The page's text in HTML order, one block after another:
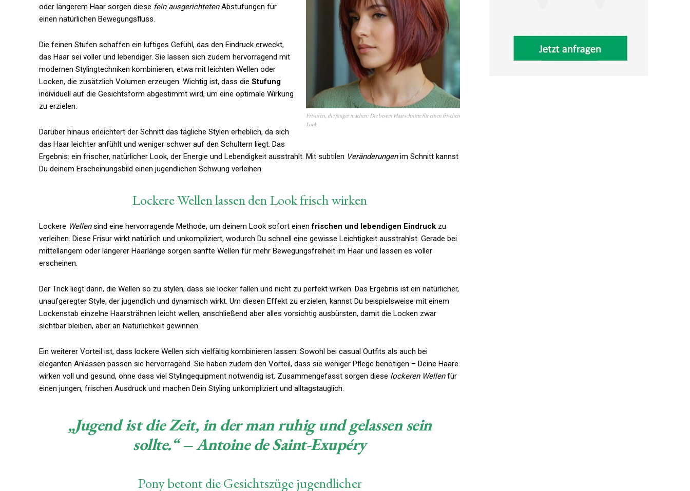
Frisuren, die jünger machen: Die besten Haarschnitte für einen frischen
Look
oder längerem Haar sorgen diese fein ausgerichtetenAbstufungen für
einen natürlichen Bewegungsfluss.
Die feinen Stufen schaffen ein luftiges Gefühl, das den Eindruck erweckt,
das Haar sei voller und lebendiger. Sie lassen sich zudem hervorragend mit
modernen Stylingtechniken kombinieren, etwa mit leichten Wellen oder
Locken, die zusätzlich Volumen erzeugen. Wichtig ist, dass die Stufung
individuell auf die Gesichtsform abgestimmt wird, um eine optimale Wirkung
zu erzielen.
Darüber hinaus erleichtert der Schnitt das tägliche Stylen erheblich, da sich
das Haar leichter anfühlt und weniger schwer auf den Schultern liegt. Das
Ergebnis: ein frischer, natürlicher Look, der Energie und Lebendigkeit ausstrahlt. Mit subtilen Veränderungenim Schnitt kannst
Du deinem Erscheinungsbild einen jugendlichen Schwung verleihen.
Lockere Wellen lassen den Look frisch wirken
Lockere Wellensind eine hervorragende Methode, um deinem Look sofort einenfrischen und lebendigen Eindruck zu
verleihen. Diese Frisur wirkt natürlich und unkompliziert, wodurch Du schnell eine gewisse Leichtigkeit ausstrahlst. Gerade bei
mittellangem oder längerer Haarlänge sorgen sanfte Wellen für mehr Bewegungsfreiheit im Haar und lassen es voller
erscheinen.
Der Trick liegt darin, die Wellen so zu stylen, dass sie locker fallen und nicht zu perfekt wirken. Das Ergebnis ist ein natürlicher,
unaufgeregter Style, der jugendlich und dynamisch wirkt. Um diesen Effekt zu erzielen, kannst Du beispielsweise mit einem
Lockenstab einzelne Haarsträhnen leicht wellen, anschließend aber alles vorsichtig ausbürsten, damit die Locken zwar
sichtbar bleiben, aber an Natürlichkeit gewinnen.
Ein weiterer Vorteil ist, dass lockere Wellen sich vielfältig kombinieren lassen: Sowohl bei casual Outfits als auch bei
eleganten Anlässen passen sie hervorragend. Sie haben zudem den Vorteil, dass sie weniger Pflege benötigen – Deine Haare
wirken voll und gesund, ohne dass viel Stylingequipment notwendig ist. Zusammengefasst sorgen diese lockeren Wellenfür
einen jungen, frischen Ausdruck und machen Dein Styling unkompliziert und alltagstauglich.
„Jugend ist die Zeit, in der man ruhig und gelassen sein
sollte.“ – Antoine de Saint-Exupéry
Pony betont die Gesichtszüge jugendlicher